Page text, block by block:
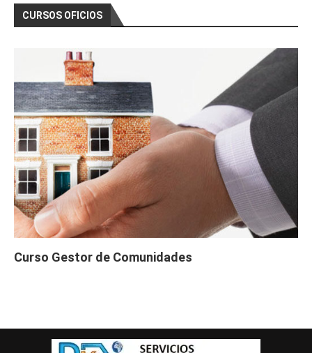
CURSOS OFICIOS
Curso Gestor de Comunidades